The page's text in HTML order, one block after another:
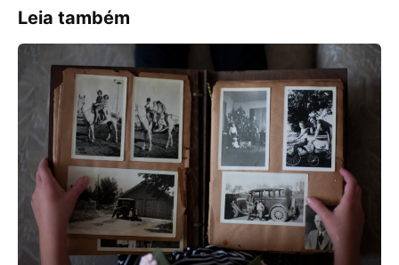
Leia também